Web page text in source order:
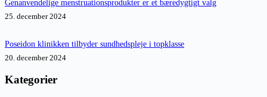
Genanvendelige menstruationsprodukter er et bæredygtigt valg
25. december 2024
Poseidon klinikken tilbyder sundhedspleje i topklasse
20. december 2024
Kategorier